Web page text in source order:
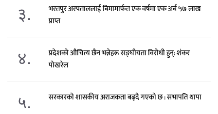
३.
भरतपुर अस्पताललाई बिमामार्फत एक वर्षमा एक अर्ब ५७ लाख
प्राप्त
४.
प्रदेशको औचित्य छैन भन्नेहरू सङ्घीयता विरोधी हुन्: शंकर
पोखरेल
५. सरकारको शासकीय अराजकता बढ्दै गएको छ : सभापति थापा